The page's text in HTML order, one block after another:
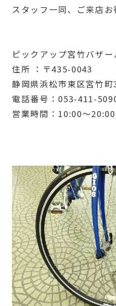
スタッフ一同、ご来店お
ピックアップ宮竹バザー
住所 ：〒435-0043
静岡県浜松市東区宮竹
電話番号：053-411-
営業時間：10:00～20:00